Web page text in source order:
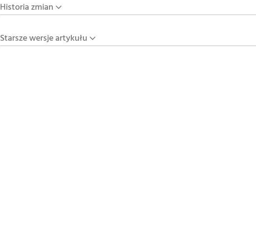
Historia zmian
Starsze wersje artykułu